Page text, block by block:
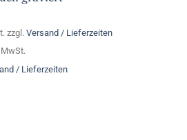
zzgl.Versand / Lieferzeiten
/ Lieferzeiten